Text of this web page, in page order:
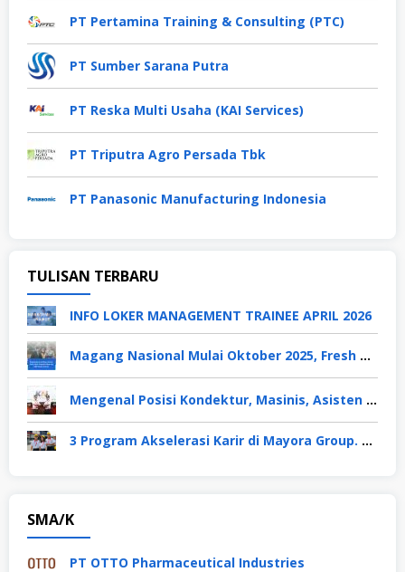
PT Pertamina Training & Consulting (PTC)
PT Sumber Sarana Putra
PT Reska Multi Usaha (KAI Services)
PT Triputra Agro Persada Tbk
PT Panasonic Manufacturing Indonesia
TULISAN TERBARU
INFO LOKER MANAGEMENT TRAINEE APRIL 2026
Magang Nasional Mulai Oktober 2025, Fresh Graduate Dapat Gaji UMP Selama 6 Bulan
Mengenal Posisi Kondektur, Masinis, Asisten PPKA, Pemeliharaan Sarana dan Prasarana, Polsuska (Polisi Khusus Kereta Api), di PT KAI
3 Program Akselerasi Karir di Mayora Group. Apa Saja? Berikut Penjelasannya
SMA/K
PT OTTO Pharmaceutical Industries